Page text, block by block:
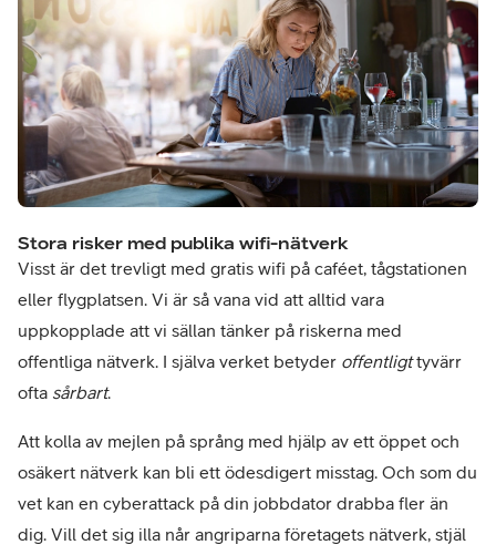
Stora risker med publika wifi-nätverk
Visst är det trevligt med gratis wifi på caféet, tågstationen
eller flygplatsen. Vi är så vana vid att alltid vara
uppkopplade att vi sällan tänker på riskerna med
offentliga nätverk. I själva verket betyder offentligttyvärr
ofta sårbart.
Att kolla av mejlen på språng med hjälp av ett öppet och
osäkert nätverk kan bli ett ödesdigert misstag. Och som du
vet kan en cyberattack på din jobbdator drabba fler än
dig. Vill det sig illa når angriparna företagets nätverk, stjäl